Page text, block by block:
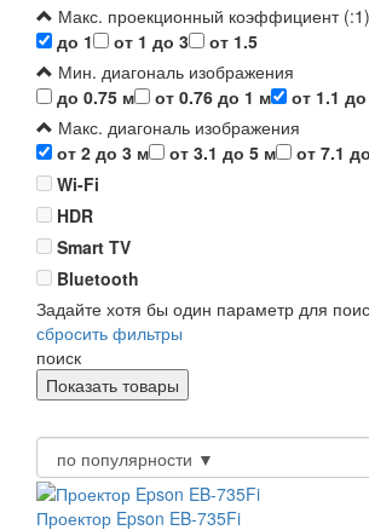
Макс. проекционный коэффициент (:1)
до 1
от 1 до 3
от 1.5
Мин. диагональ изображения
до 0.75 м
от 0.76 до 1 м от 1.1
Макс. диагональ изображения
от 2 до 3 м
от 3.1 до 5 м от 7.1
Wi-Fi
HDR
Smart TV
Bluetooth
Задайте хотя бы один параметр для
сбросить фильтры
поиск
Проектор Epson EB-735Fi